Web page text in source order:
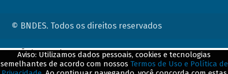
© BNDES. Todos os direitos reservados
Aviso: Utilizamos dados pessoais, cookies e tecnologias
semelhantes de acordo com nossos Termos de Uso e Política de
ConteÃºdo complementar
${title}${badge}